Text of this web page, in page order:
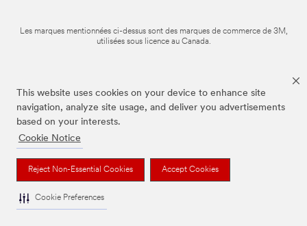
This website uses cookies on your device to enhance site
navigation, analyze site usage, and deliver you advertisements
based on your interests.
Cookie Notice
Reject Non-Essential Cookies Accept Cookies
Cookie Preferences
Les marques mentionnées ci-dessus sont des marques de commerce de 3M,
utilisées sous licence au Canada.